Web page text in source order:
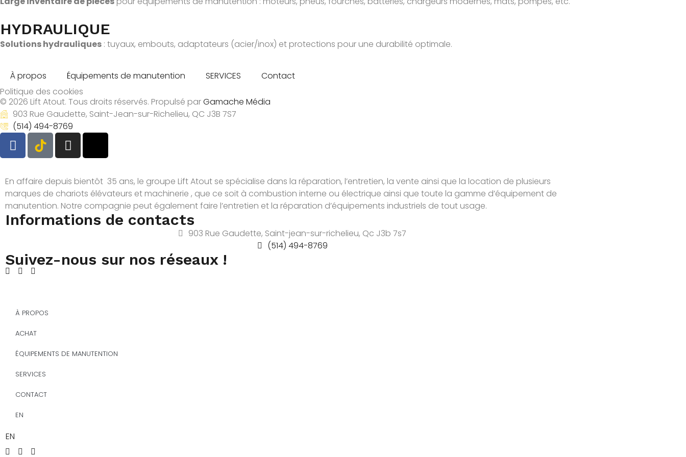
HYDRAULIQUE
Solutions hydrauliques : tuyaux, embouts, adaptateurs (acier/inox) et protections pour une durabilité optimale.
À propos Équipements de manutention SERVICES
Contact
Politique des cookies
© 2026 Lift Atout. Tous droits réservés. Propulsé parGamache Média
903 Rue Gaudette, Saint-Jean-sur-Richelieu, QC J3B 7S7
(514) 494-8769
En affaire depuis bientôt 35 ans, le groupe Lift Atout se spécialise dans la réparation, l’entretien, la vente ainsi que la location de plusieurs
marques de chariots élévateurs et machinerie , que ce soit à combustion interne ou électrique ainsi que toute la gamme d’équipement de
manutention. Notre compagnie peut également faire l’entretien et la réparation d’équipements industriels de tout usage.
Informations de contacts
903 Rue Gaudette, Saint-jean-sur-richelieu, Qc J3b 7s7
(514) 494-8769
Suivez-nous sur nos réseaux !
À PROPOS
ACHAT
ÉQUIPEMENTS DE MANUTENTION
SERVICES
CONTACT
EN
EN